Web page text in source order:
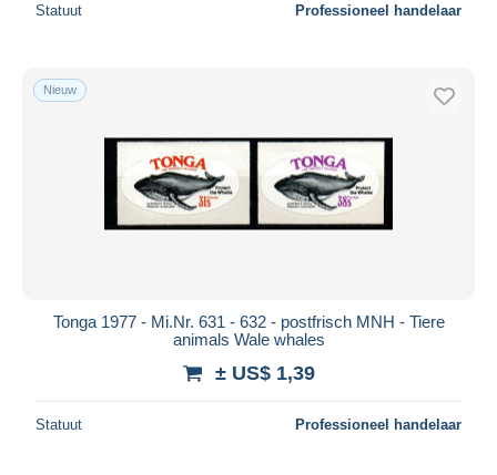
Statuut Professioneel handelaar
Nieuw
Tonga 1977 - Mi.Nr. 631 - 632 - postfrisch MNH - Tiere
animals Wale whales
± US$ 1,39
Statuut Professioneel handelaar